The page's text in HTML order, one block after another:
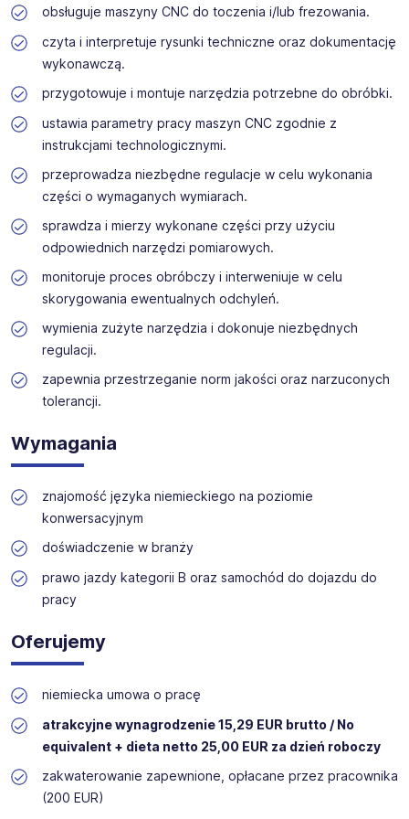
zapewnia wsparcie na każdym etapie rekrutacji.
obsługuje maszyny CNC do toczenia i/lub frezowania.
czyta i interpretuje rysunki techniczne oraz dokumentację
wykonawczą.
przygotowuje i montuje narzędzia potrzebne do obróbki.
ustawia parametry pracy maszyn CNC zgodnie z
instrukcjami technologicznymi.
przeprowadza niezbędne regulacje w celu wykonania
części o wymaganych wymiarach.
sprawdza i mierzy wykonane części przy użyciu
odpowiednich narzędzi pomiarowych.
monitoruje proces obróbczy i interweniuje w celu
skorygowania ewentualnych odchyleń.
wymienia zużyte narzędzia i dokonuje niezbędnych
regulacji.
zapewnia przestrzeganie norm jakości oraz narzuconych
tolerancji.
Wymagania
znajomość języka niemieckiego na poziomie
konwersacyjnym
doświadczenie w branży
prawo jazdy kategorii B oraz samochód do dojazdu do
pracy
Oferujemy
niemiecka umowa o pracę
atrakcyjne wynagrodzenie 15,29 EUR brutto / No
equivalent + dieta netto 25,00 EUR za dzień roboczy
zakwaterowanie zapewnione, opłacane przez pracownika
(200 EUR)